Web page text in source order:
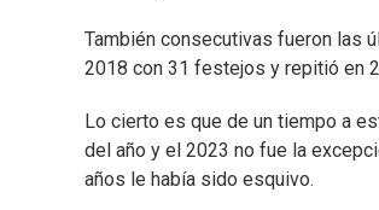
También consecutivas fueron las
2018 con 31 festejos y repitió en
Lo cierto es que de un tiempo a
del año y el 2023 no fue la
años le había sido esquivo.